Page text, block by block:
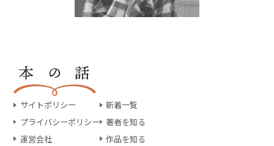
サイトポリシー
プライバシーポリシー
運営会社
新着一覧
著者を知る
作品を知る